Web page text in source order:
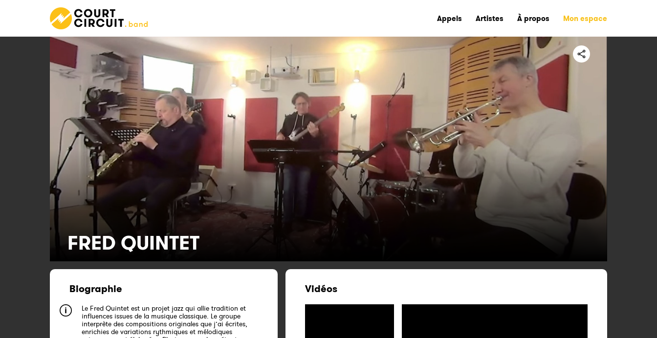
Appels Artistes À propos Mon espace
FRED QUINTET
Biographie
Le Fred Quintet est un projet jazz qui allie tradition et
influences issues de la musique classique. Le groupe
interprète des compositions originales que j’ai écrites,
enrichies de variations rythmiques et mélodiques
Vidéos